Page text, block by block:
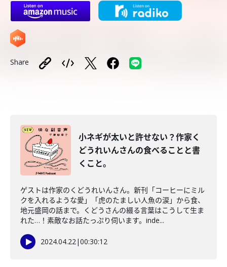
Share
小ネギが太いと許せない？作家く
どうれいんさんの食べることと書
くこと。
ゲストは作家のくどうれいんさん。新刊「コーヒーにミル
クを入れるような愛」「虎のたましい人魚の涙」から食、
地元盛岡の話まで。くどうさんの綴る言葉はこうして生ま
れた…！素敵なお話たっぷり伺います。inde...
2024.04.22|00:30:12